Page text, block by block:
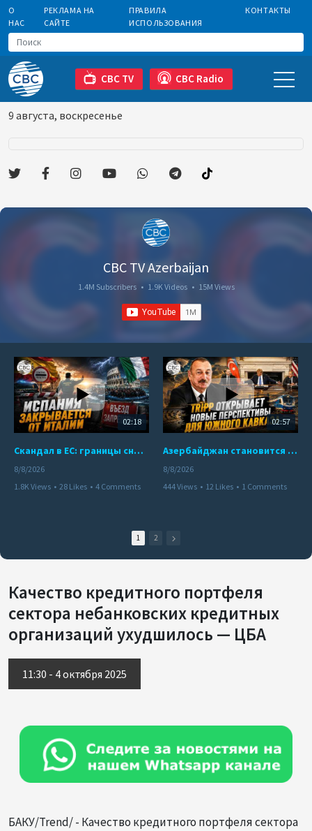
О
НАС
РЕКЛАМА НА
САЙТЕ
ПРАВИЛА
ИСПОЛЬЗОВАНИЯ
КОНТАКТЫ
CBC TV CBC Radio
9 августа, воскресенье
CBC TV Azerbaijan
1.4M Subscribers • 1.9K Videos • 15M Views
02:18
Скандал в ЕС: границы снова под контролем
8/8/2026
1.8K Views • 28 Likes • 4 Comments
02:57
Азербайджан становится мостом между Востоком и Западом
8/8/2026
444 Views • 12 Likes • 1 Comments
1 2
Качество кредитного портфеля
сектора небанковских кредитных
организаций ухудшилось — ЦБА
11:30 - 4 октября 2025
БАКУ/Trend/ - Качество кредитного портфеля сектора